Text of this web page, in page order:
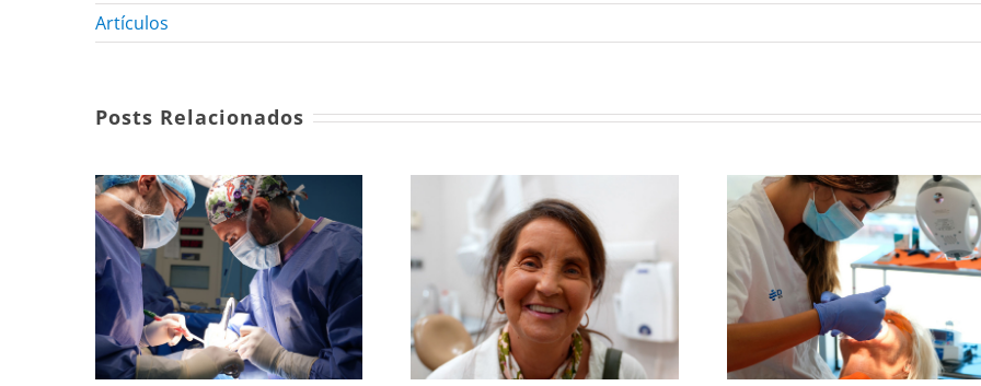
Artículos
Posts Relacionados